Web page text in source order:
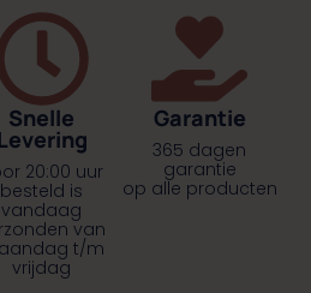
Snelle
20:00 uur
besteld is
vandaag
van
t/m
vrijdag
Garantie
365 dagen
garantie
op alle producten